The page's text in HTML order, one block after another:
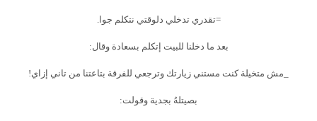
=تقدري تدخلي دلوقتي نتكلم جوا.
بعد ما دخلنا للبيت إتكلم بسعادة وقال:
_مش متخيلة كنت مستني زيارتك وترجعي للفرقة بتاعتنا من تاني إزاي!
بصيتلهُ بجدية وقولت: